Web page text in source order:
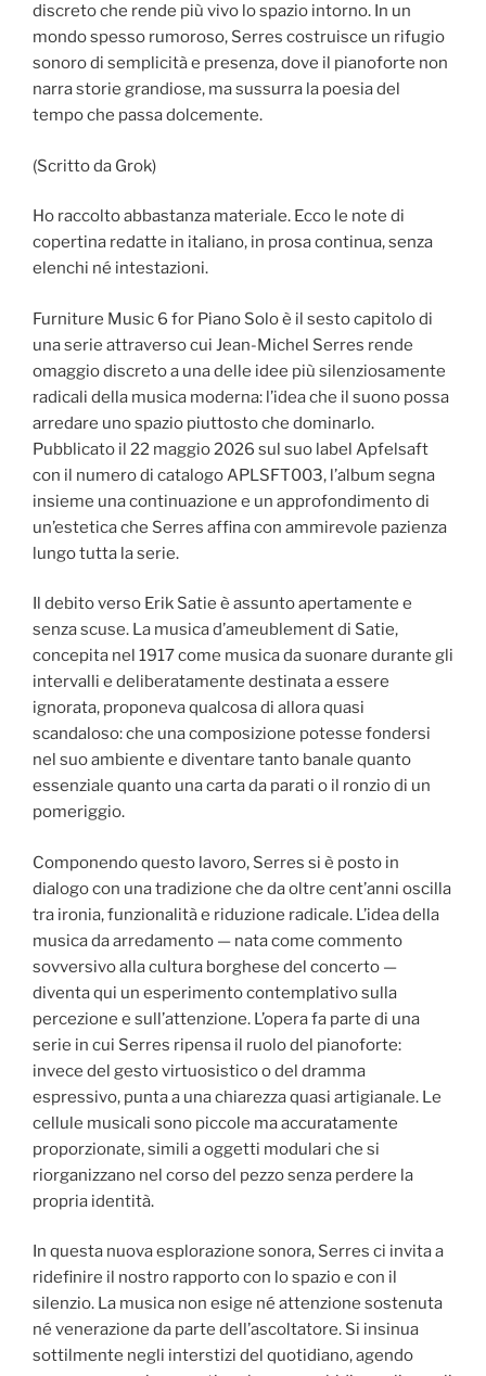
discreto che rende più vivo lo spazio intorno. In un
mondo spesso rumoroso, Serres costruisce un rifugio
sonoro di semplicità e presenza, dove il pianoforte non
narra storie grandiose, ma sussurra la poesia del
tempo che passa dolcemente.
(Scritto da Grok)
Ho raccolto abbastanza materiale. Ecco le note di
copertina redatte in italiano, in prosa continua, senza
elenchi né intestazioni.
Furniture Music 6 for Piano Solo è il sesto capitolo di
una serie attraverso cui Jean-Michel Serres rende
omaggio discreto a una delle idee più silenziosamente
radicali della musica moderna: l’idea che il suono possa
arredare uno spazio piuttosto che dominarlo.
Pubblicato il 22 maggio 2026 sul suo label Apfelsaft
con il numero di catalogo APLSFT003, l’album segna
insieme una continuazione e un approfondimento di
un’estetica che Serres affina con ammirevole pazienza
lungo tutta la serie.
Il debito verso Erik Satie è assunto apertamente e
senza scuse. La musica d’ameublement di Satie,
concepita nel 1917 come musica da suonare durante gli
intervalli e deliberatamente destinata a essere
ignorata, proponeva qualcosa di allora quasi
scandaloso: che una composizione potesse fondersi
nel suo ambiente e diventare tanto banale quanto
essenziale quanto una carta da parati o il ronzio di un
pomeriggio.
Componendo questo lavoro, Serres si è posto in
dialogo con una tradizione che da oltre cent’anni oscilla
tra ironia, funzionalità e riduzione radicale. L’idea della
musica da arredamento — nata come commento
sovversivo alla cultura borghese del concerto —
diventa qui un esperimento contemplativo sulla
percezione e sull’attenzione. L’opera fa parte di una
serie in cui Serres ripensa il ruolo del pianoforte:
invece del gesto virtuosistico o del dramma
espressivo, punta a una chiarezza quasi artigianale. Le
cellule musicali sono piccole ma accuratamente
proporzionate, simili a oggetti modulari che si
riorganizzano nel corso del pezzo senza perdere la
propria identità.
In questa nuova esplorazione sonora, Serres ci invita a
ridefinire il nostro rapporto con lo spazio e con il
silenzio. La musica non esige né attenzione sostenuta
né venerazione da parte dell’ascoltatore. Si insinua
sottilmente negli interstizi del quotidiano, agendo